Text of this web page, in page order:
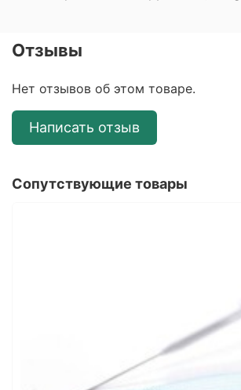
Отзывы
Нет отзывов об этом товаре.
Написать отзыв
Сопутствующие товары